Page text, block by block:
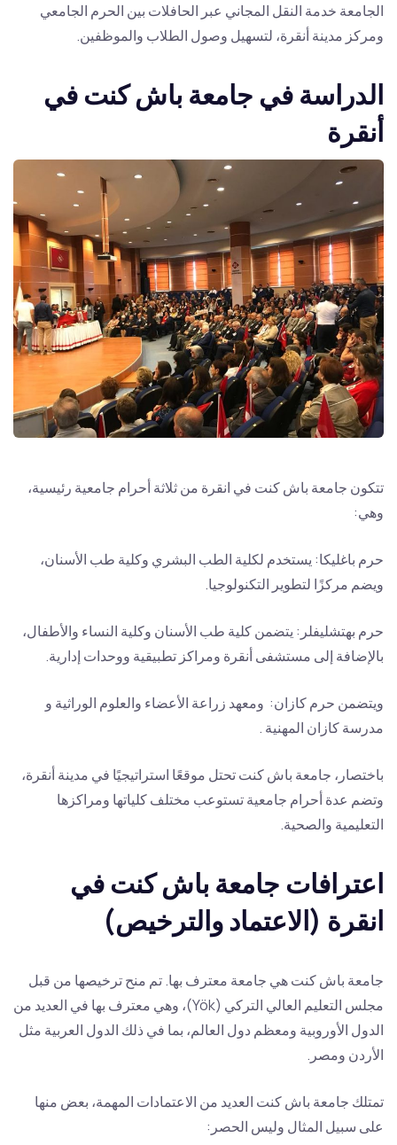
الجامعة خدمة النقل المجاني عبر الحافلات بين الحرم الجامعي
ومركز مدينة أنقرة، لتسهيل وصول الطلاب والموظفين.
الدراسة في جامعة باش كنت في
أنقرة
تتكون جامعة باش كنت في انقرة من ثلاثة أحرام جامعية رئيسية،
وهي:
حرم باغليكا: يستخدم لكلية الطب البشري وكلية طب الأسنان،
ويضم مركزًا لتطوير التكنولوجيا.
حرم بهتشليفلر: يتضمن كلية طب الأسنان وكلية النساء والأطفال،
بالإضافة إلى مستشفى أنقرة ومراكز تطبيقية ووحدات إدارية.
ويتضمن حرم كازان: ومعهد زراعة الأعضاء والعلوم الوراثية و
مدرسة كازان المهنية .
باختصار، جامعة باش كنت تحتل موقعًا استراتيجيًا في مدينة أنقرة،
وتضم عدة أحرام جامعية تستوعب مختلف كلياتها ومراكزها
التعليمية والصحية.
اعترافات جامعة باش كنت في
انقرة (الاعتماد والترخيص)
جامعة باش كنت هي جامعة معترف بها. تم منح ترخيصها من قبل
مجلس التعليم العالي التركي (Yök)، وهي معترف بها في العديد من
الدول الأوروبية ومعظم دول العالم، بما في ذلك الدول العربية مثل
الأردن ومصر.
تمتلك جامعة باش كنت العديد من الاعتمادات المهمة، بعض منها
على سبيل المثال وليس الحصر: